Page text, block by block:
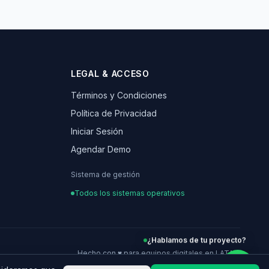
LEGAL & ACCESO
Términos y Condiciones
Política de Privacidad
Iniciar Sesión
Agendar Demo
Sistema de gestión
Todos los sistemas operativos
Hecho con ♥ para equipos digitales en LATAM
¿Hablamos de tu proyecto?